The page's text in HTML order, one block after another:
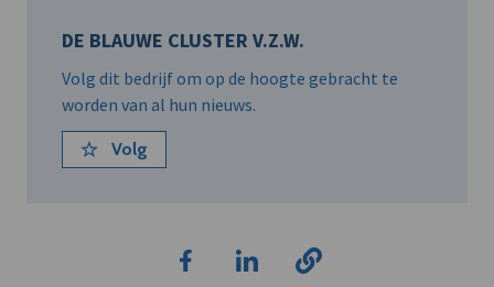
DE BLAUWE CLUSTER V.Z.W.
Volg dit bedrijf om op de hoogte gebracht te
worden van al hun nieuws.
Volg